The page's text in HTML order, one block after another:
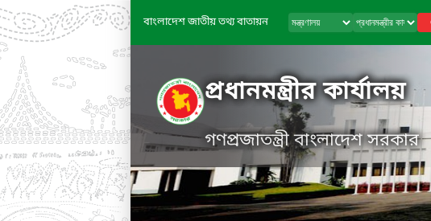
বাংলাদেশ জাতীয় তথ্য বাতায়ন
প্রধানমন্ত্রীর কার্যালয়
গণপ্রজাতন্ত্রী বাংলাদেশ সরকার